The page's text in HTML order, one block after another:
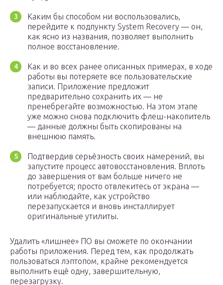
Каким бы способом ни воспользовались,
перейдите к подпункту System Recovery — он,
как ясно из названия, позволяет выполнить
полное восстановление.
Как и во всех ранее описанных примерах, в ходе
работы вы потеряете все пользовательские
записи. Приложение предложит
предварительно сохранить их — не
пренебрегайте возможностью. На этом этапе
уже можно снова подключить флеш-накопитель
— данные должны быть скопированы на
внешнюю память.
Подтвердив серьёзность своих намерений, вы
запустите процесс автовосстановления. Вплоть
до завершения от вам больше ничего не
потребуется; просто отвлекитесь от экрана —
или наблюдайте, как устройство
перезапускается и вновь инсталлирует
оригинальные утилиты.
Удалить «лишнее» ПО вы сможете по окончании
работы приложения. Перед тем, как продолжать
пользоваться лэптопом, крайне рекомендуется
выполнить ещё одну, завершительную,
перезагрузку.